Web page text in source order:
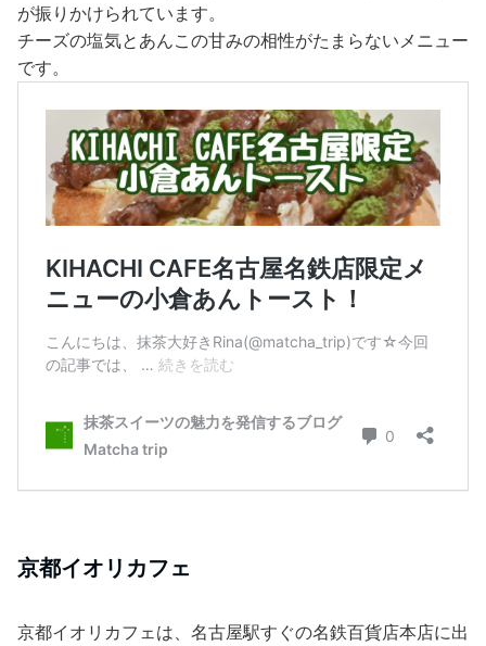
が振りかけられています。
チーズの塩気とあんこの甘みの相性がたまらないメニュー
です。
京都イオリカフェ
京都イオリカフェは、名古屋駅すぐの名鉄百貨店本店に出